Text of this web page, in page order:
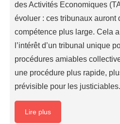
des Activités Economiques
évoluer : ces tribunaux auront
compétence plus large. Cela
l’intérêt d’un tribunal unique
procédures amiables
une procédure plus rapide,
prévisible pour les
Lire plus